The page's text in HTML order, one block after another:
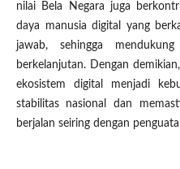
nilai Bela Negara juga
daya manusia digital yang
jawab, sehingga
berkelanjutan. Dengan
ekosistem digital menjadi
stabilitas nasional dan
berjalan seiring dengan